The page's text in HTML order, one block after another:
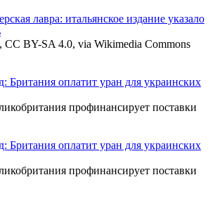
лавра: итальянское издание указало
CC BY-SA 4.0, via Wikimedia Commons
Британия оплатит уран для украинских
профинансирует поставки
Британия оплатит уран для украинских
профинансирует поставки